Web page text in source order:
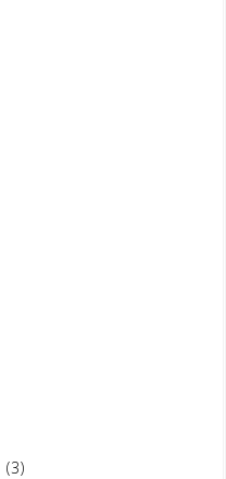
(3)